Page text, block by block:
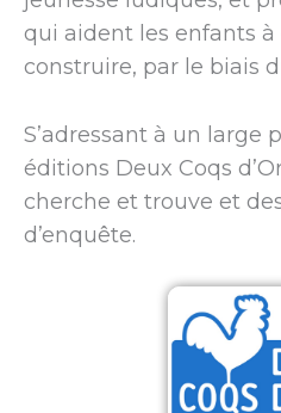
qui aident les enfants à
construire, par le biais
S’adressant à un large
éditions Deux Coqs
cherche et trouve et
d’enquête.